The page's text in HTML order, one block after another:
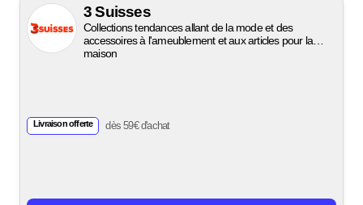
3 Suisses
Collections tendances allant de la mode et des
accessoires à l'ameublement et aux articles pour la
maison
Livraison offerte dès 59€ d'achat